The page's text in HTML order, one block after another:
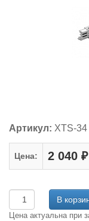
Артикул: XTS-34
Цена: 2 040 ₽
Цена актуальна при